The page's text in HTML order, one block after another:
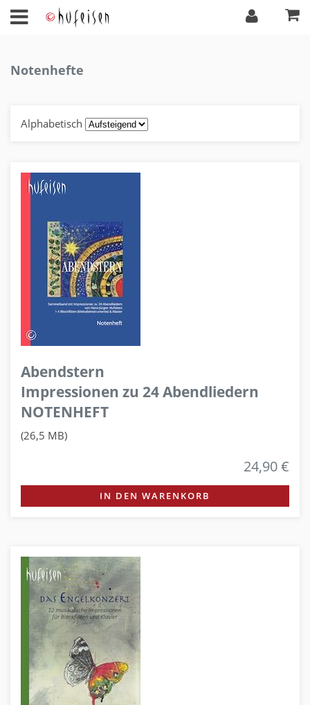
Notenhefte
Alphabetisch
Abendstern
Impressionen zu 24 Abendliedern
NOTENHEFT
(26,5 MB)
24,90 €
IN DEN WARENKORB